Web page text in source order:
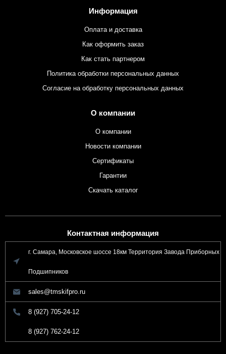
Информация
Оплата и доставка
Как оформить заказ
Как стать партнером
Политика обработки персональных данных
Согласие на обработку персональных данных
О компании
О компании
Новости компании
Сертификаты
Гарантии
Скачать каталог
Контактная информация
г. Самара, Московское шоссе 18км Территория Завода Приборных
Подшипников
sales@tmskifpro.ru
8 (927) 705-24-12
8 (927) 762-24-12